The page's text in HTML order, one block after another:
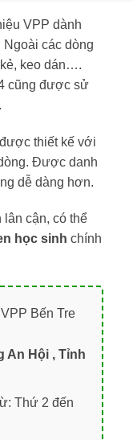
VPP dành
Ngoài các dòng
keo dán….
cũng được sử
được thiết kế với
Được danh
dễ dàng hơn.
lân cận, có thể
học sinh chính
Bến Tre
An Hội , Tỉnh
Thứ 2 đến